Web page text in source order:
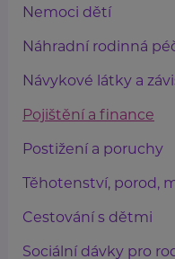
Nemoci dětí
Náhradní rodinná
Návykové látky a
Pojištění a finance
Postižení a poruchy
Těhotenství, porod,
Cestování s dětmi
Sociální dávky pro